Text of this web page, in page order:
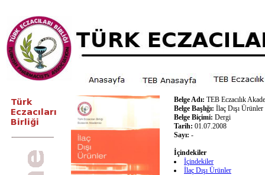
Belge Adı: TEB Eczacılık
Belge Başlığı: İlaç Dışı Ürünler
Belge Biçimi: Dergi
Tarih: 01.07.2008
Sayı: -
İçindekiler
İçindekiler
İlaç Dışı Ürünler